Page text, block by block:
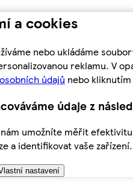
a cookies
nebo ukládáme
reklamu. V
údajů nebo
údaje z
umožníte měřit
a identifikovat vaše zařízení.
nastavení